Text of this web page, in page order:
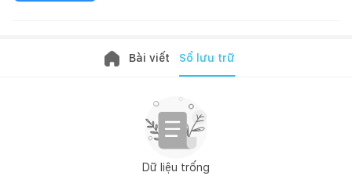
Bài viết Sổ lưu trữ
Dữ liệu trống